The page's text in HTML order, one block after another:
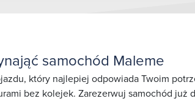
samochód Maleme
który najlepiej odpowiada Twoim
bez kolejek. Zarezerwuj samochód już